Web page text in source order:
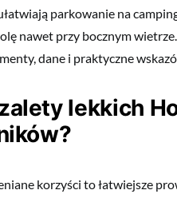
parkowanie na
nawet przy bocznym
dane i praktyczne
lekkich
korzyści to łatwiejsze